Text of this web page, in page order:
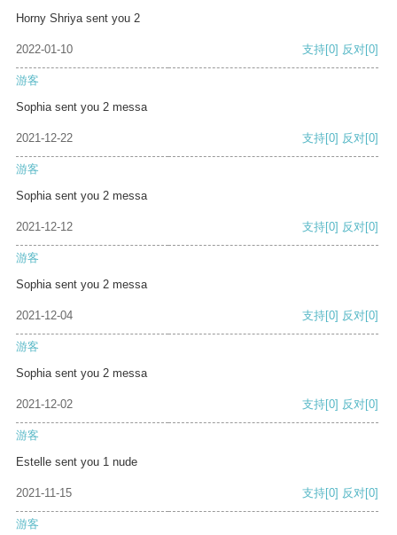
Horny Shriya sent you 2
2022-01-10 支持[0] 反对[0]
游客
Sophia sent you 2 messa
2021-12-22 支持[0] 反对[0]
游客
Sophia sent you 2 messa
2021-12-12 支持[0] 反对[0]
游客
Sophia sent you 2 messa
2021-12-04 支持[0] 反对[0]
游客
Sophia sent you 2 messa
2021-12-02 支持[0] 反对[0]
游客
Estelle sent you 1 nude
2021-11-15 支持[0] 反对[0]
游客